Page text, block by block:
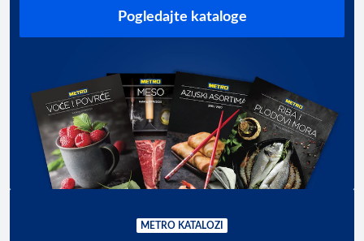
Pogledajte kataloge
METRO KATALOZI